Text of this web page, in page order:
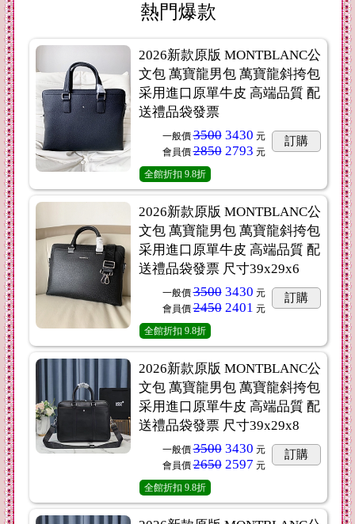
熱門爆款
2026新款原版 MONTBLANC公
文包 萬寶龍男包 萬寶龍斜挎包
采用進口原單牛皮 高端品質 配
送禮品袋發票
一般價 35003430 元
會員價 28502793 元
訂購
全館折扣 9.8折
2026新款原版 MONTBLANC公
文包 萬寶龍男包 萬寶龍斜挎包
采用進口原單牛皮 高端品質 配
送禮品袋發票 尺寸39x29x6
一般價 35003430 元
會員價 24502401 元
訂購
全館折扣 9.8折
2026新款原版 MONTBLANC公
文包 萬寶龍男包 萬寶龍斜挎包
采用進口原單牛皮 高端品質 配
送禮品袋發票 尺寸39x29x8
一般價 35003430 元
會員價 26502597 元
訂購
全館折扣 9.8折